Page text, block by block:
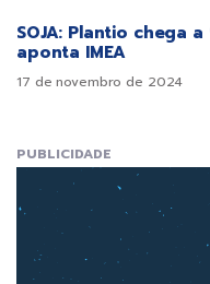
SOJA: Plantio chega
aponta IMEA
17 de novembro de 2024